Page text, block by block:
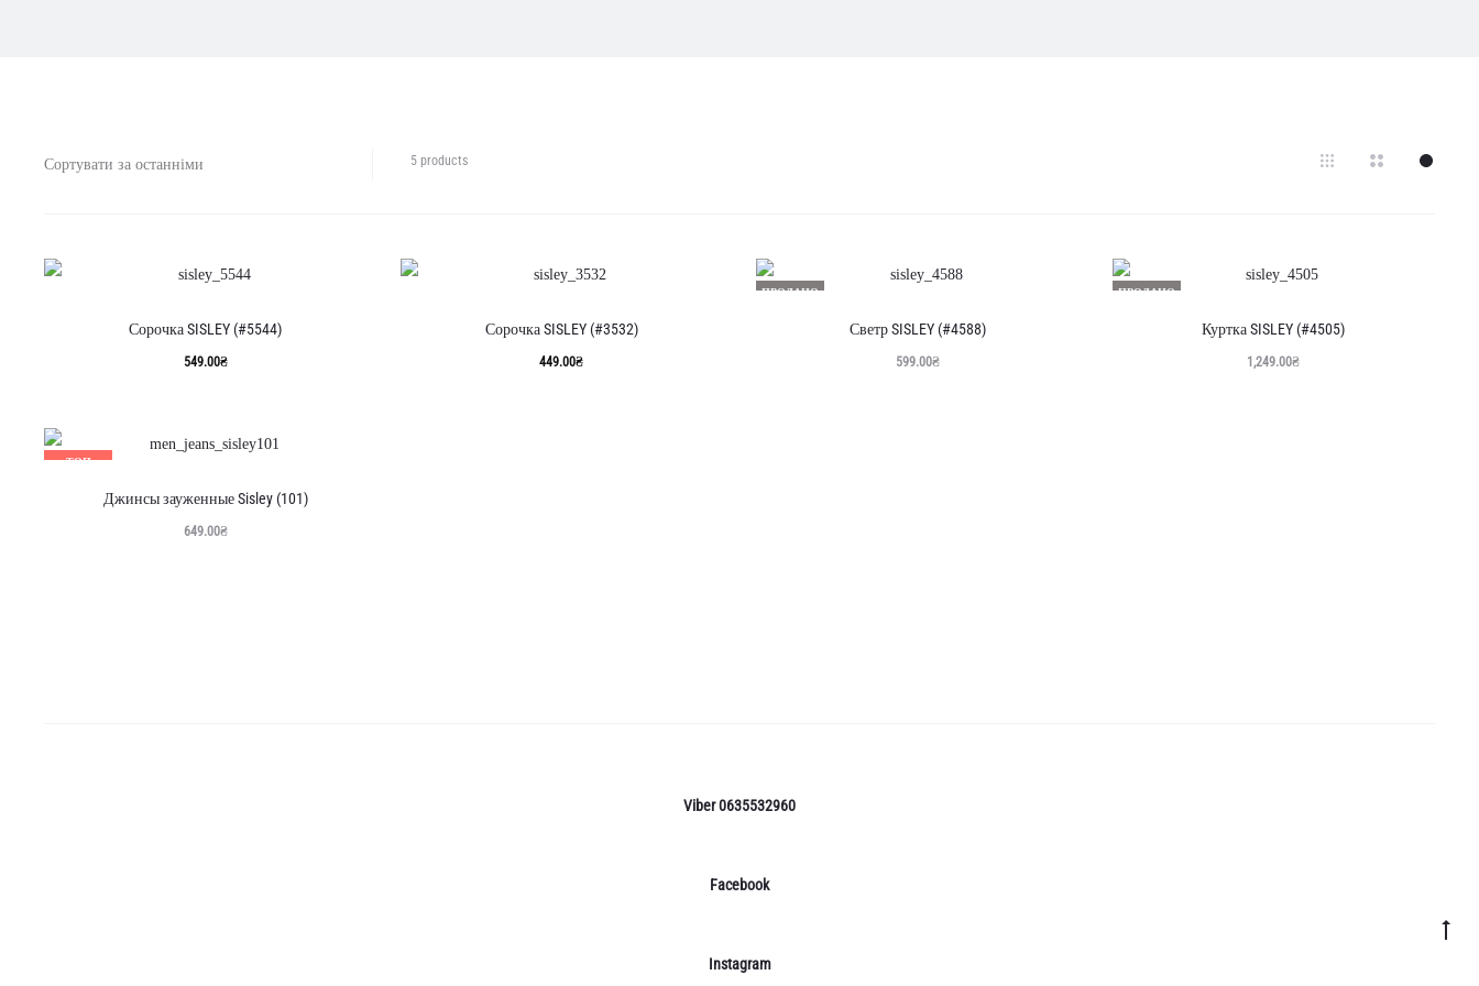
5 productsВідображаються
останнім
Сорочка SISLEY (#5544)
549.00₴
Сорочка SISLEY (#3532)
449.00₴
ПРОДАНО
Светр SISLEY (#4588)
599.00₴
ПРОДАНО
Куртка SISLEY (#4505)
1,249.00₴
ТОП
ПРОДАНОДжинсы зауженные Sisley (101)
649.00₴
Viber 0635532960
Facebook
Instagram